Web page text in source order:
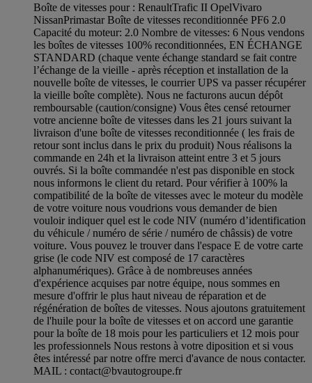
Boîte de vitesses pour : RenaultTrafic II OpelVivaro
NissanPrimastar Boîte de vitesses reconditionnée PF6 2.0
Capacité du moteur: 2.0 Nombre de vitesses: 6 Nous vendons
les boîtes de vitesses 100% reconditionnées, EN ÉCHANGE
STANDARD (chaque vente échange standard se fait contre
l’échange de la vieille - après réception et installation de la
nouvelle boîte de vitesses, le courrier UPS va passer récupérer
la vieille boîte complète). Nous ne facturons aucun dépôt
remboursable (caution/consigne) Vous êtes censé retourner
votre ancienne boîte de vitesses dans les 21 jours suivant la
livraison d'une boîte de vitesses reconditionnée ( les frais de
retour sont inclus dans le prix du produit) Nous réalisons la
commande en 24h et la livraison atteint entre 3 et 5 jours
ouvrés. Si la boîte commandée n'est pas disponible en stock
nous informons le client du retard. Pour vérifier à 100% la
compatibilité de la boîte de vitesses avec le moteur du modèle
de votre voiture nous voudrions vous demander de bien
vouloir indiquer quel est le code NIV (numéro d’identification
du véhicule / numéro de série / numéro de châssis) de votre
voiture. Vous pouvez le trouver dans l'espace E de votre carte
grise (le code NIV est composé de 17 caractères
alphanumériques). Grâce à de nombreuses années
d'expérience acquises par notre équipe, nous sommes en
mesure d'offrir le plus haut niveau de réparation et de
régénération de boîtes de vitesses. Nous ajoutons gratuitement
de l'huile pour la boîte de vitesses et on accord une garantie
pour la boîte de 18 mois pour les particuliers et 12 mois pour
les professionnels Nous restons à votre diposition et si vous
êtes intéressé par notre offre merci d'avance de nous contacter.
MAIL : contact@bvautogroupe.fr